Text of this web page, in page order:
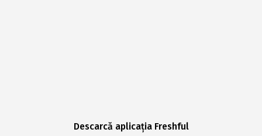
Descarcă aplicația Freshful